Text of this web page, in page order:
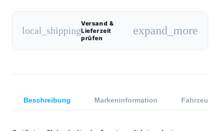
local_shipping
Versand &
Lieferzeit
prüfen
expand_more
Beschreibung Markeninformation